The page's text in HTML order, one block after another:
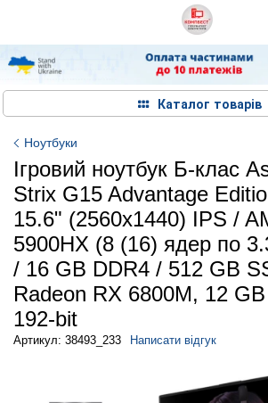
Каталог товарів
Ноутбуки
Ігровий ноутбук Б-клас
Strix G15 Advantage
15.6" (2560x1440) IPS /
5900HX (8 (16) ядер по
/ 16 GB DDR4 / 512 GB
Radeon RX 6800M, 12
192-bit
Артикул: 38493_233 Написати відгук